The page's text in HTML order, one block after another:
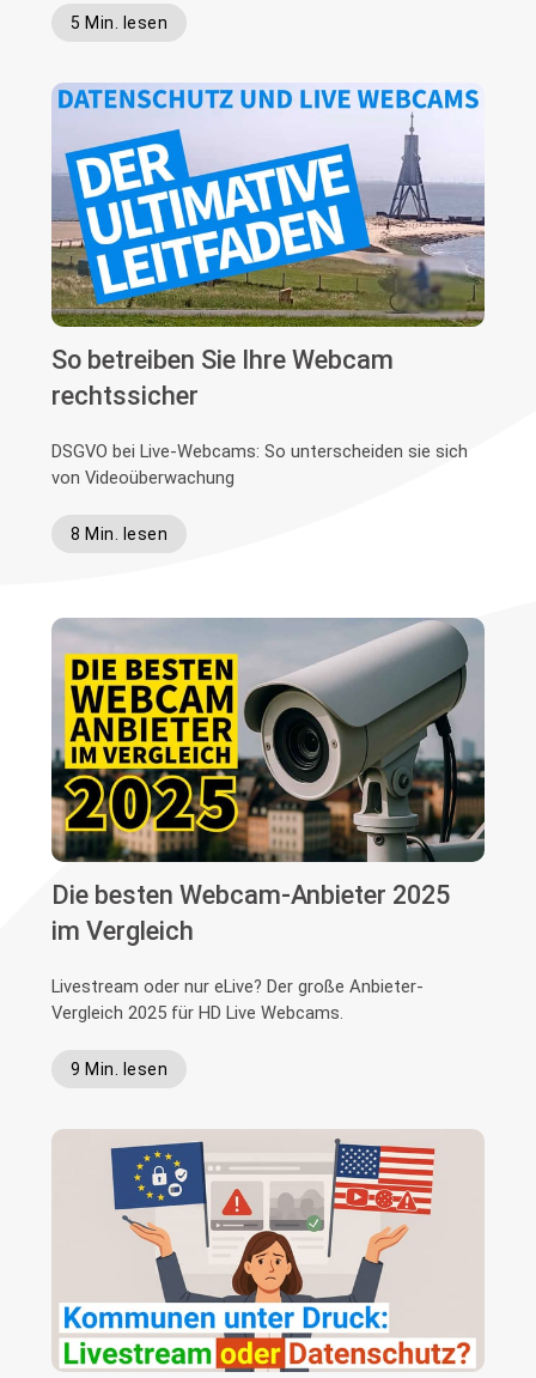
5 Min. lesen
So betreiben Sie Ihre Webcam
rechtssicher
DSGVO bei Live-Webcams: So unterscheiden sie sich
von Videoüberwachung
8 Min. lesen
Die besten Webcam-Anbieter 2025
im Vergleich
Livestream oder nur eLive? Der große Anbieter-
Vergleich 2025 für HD Live Webcams.
9 Min. lesen